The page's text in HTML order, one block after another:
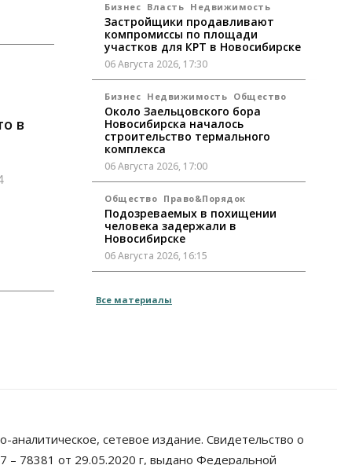
в
Бизнес Власть Недвижимость
Застройщики продавливают
компромиссы по площади
участков для КРТ в Новосибирске
06 Августа 2026, 17:30
Бизнес Недвижимость Общество
Около Заельцовского бора
Новосибирска началось
строительство термального
комплекса
06 Августа 2026, 17:00
Общество Право&Порядок
Подозреваемых в похищении
человека задержали в
Новосибирске
06 Августа 2026, 16:15
Пенсионеры старше 80 лет в
Власть
Все материалы
сетевое издание. Свидетельство о
78381 от 29.05.2020 г, выдано Федеральной